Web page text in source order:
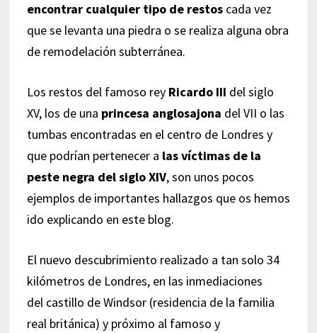
encontrar cualquier tipo de restoscada vez
que se levanta una piedra o se realiza alguna obra
de remodelación subterránea.
Los restos del famoso rey Ricardo III del siglo
XV, los de una princesa anglosajona del VII o las
tumbas encontradas en el centro de Londres y
que podrían pertenecer a las víctimas de la
peste negra del siglo XIV, son unos pocos
ejemplos de importantes hallazgos que os hemos
ido explicando en este blog.
El nuevo descubrimiento realizado a tan solo 34
kilómetros de Londres, en las inmediaciones
del castillo de Windsor (residencia de la familia
real británica) y próximo al famoso y